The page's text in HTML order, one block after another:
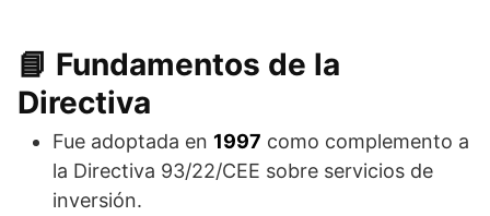
📘 Fundamentos de la
Directiva
Fue adoptada en 1997 como complemento a
la Directiva 93/22/CEE sobre servicios de
inversión.